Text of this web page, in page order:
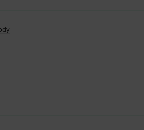
košíka atď. Pre správne
relací uživatelů